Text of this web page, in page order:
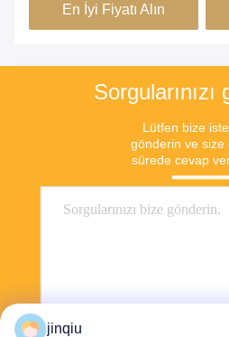
En İyi Fiyatı Alın
Sorgularınızı
Lütfen bize
gönderin ve size
sürede cevap
jinqiu